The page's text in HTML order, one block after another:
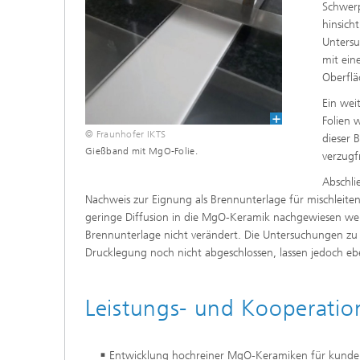
© Fraunhofer IKTS
Gießband mit MgO-Folie.
mit
Ein
Folien
dieser
Nachweis zur Eignung als Brennunterlage für
geringe Diffusion in die MgO-Keramik nachgewiesen
Brennunterlage nicht verändert. Die Untersuchungen
Drucklegung noch nicht abgeschlossen, lassen jedoch
Leistungs- und
Entwicklung hochreiner MgO-Keramiken für